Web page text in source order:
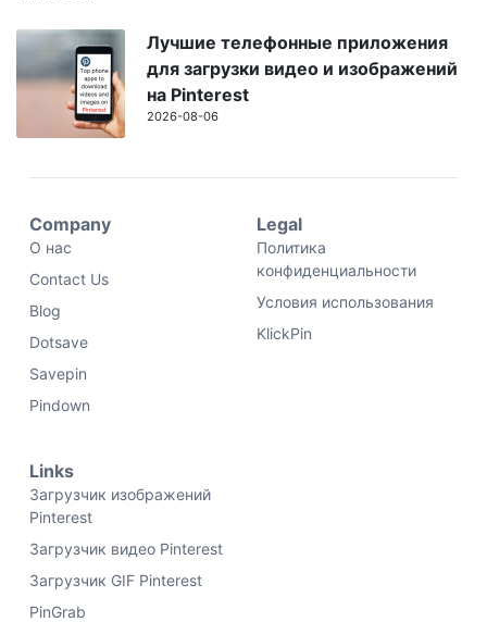
Лучшие телефонные приложения
для загрузки видео и изображений
на Pinterest
2026-08-06
Company
О нас
Contact Us
Blog
Dotsave
Savepin
Pindown
Legal
Политика
конфиденциальности
Условия использования
KlickPin
Links
Загрузчик изображений
Pinterest
Загрузчик видео Pinterest
Загрузчик GIF Pinterest
PinGrab